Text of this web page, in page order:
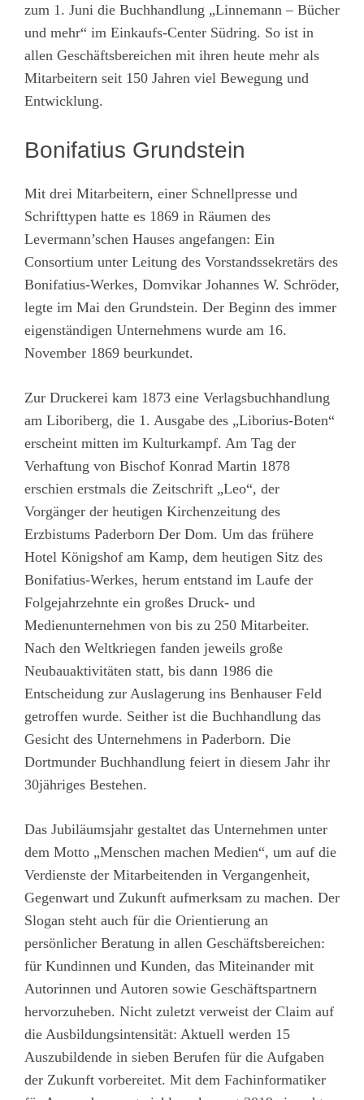
zum 1. Juni die Buchhandlung „Linnemann – Bücher
und mehr“ im Einkaufs-Center Südring. So ist in
allen Geschäftsbereichen mit ihren heute mehr als
Mitarbeitern seit 150 Jahren viel Bewegung und
Entwicklung.
Bonifatius Grundstein
Mit drei Mitarbeitern, einer Schnellpresse und
Schrifttypen hatte es 1869 in Räumen des
Levermann’schen Hauses angefangen: Ein
Consortium unter Leitung des Vorstandssekretärs des
Bonifatius-Werkes, Domvikar Johannes W. Schröder,
legte im Mai den Grundstein. Der Beginn des immer
eigenständigen Unternehmens wurde am 16.
November 1869 beurkundet.
Zur Druckerei kam 1873 eine Verlagsbuchhandlung
am Liboriberg, die 1. Ausgabe des „Liborius-Boten“
erscheint mitten im Kulturkampf. Am Tag der
Verhaftung von Bischof Konrad Martin 1878
erschien erstmals die Zeitschrift „Leo“, der
Vorgänger der heutigen Kirchenzeitung des
Erzbistums Paderborn Der Dom. Um das frühere
Hotel Königshof am Kamp, dem heutigen Sitz des
Bonifatius-Werkes, herum entstand im Laufe der
Folgejahrzehnte ein großes Druck- und
Medienunternehmen von bis zu 250 Mitarbeiter.
Nach den Weltkriegen fanden jeweils große
Neubauaktivitäten statt, bis dann 1986 die
Entscheidung zur Auslagerung ins Benhauser Feld
getroffen wurde. Seither ist die Buchhandlung das
Gesicht des Unternehmens in Paderborn. Die
Dortmunder Buchhandlung feiert in diesem Jahr ihr
30jähriges Bestehen.
Das Jubiläumsjahr gestaltet das Unternehmen unter
dem Motto „Menschen machen Medien“, um auf die
Verdienste der Mitarbeitenden in Vergangenheit,
Gegenwart und Zukunft aufmerksam zu machen. Der
Slogan steht auch für die Orientierung an
persönlicher Beratung in allen Geschäftsbereichen:
für Kundinnen und Kunden, das Miteinander mit
Autorinnen und Autoren sowie Geschäftspartnern
hervorzuheben. Nicht zuletzt verweist der Claim auf
die Ausbildungsintensität: Aktuell werden 15
Auszubildende in sieben Berufen für die Aufgaben
der Zukunft vorbereitet. Mit dem Fachinformatiker